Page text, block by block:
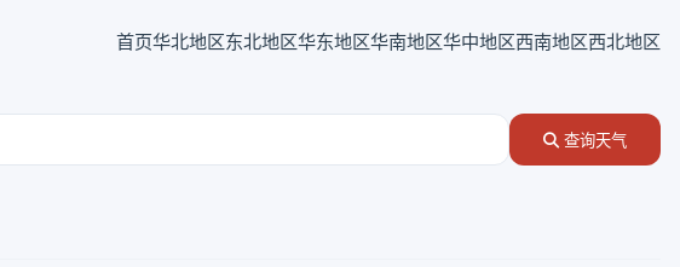
首页华北地区东北地区华东地区华南地区华中地区西南地区西北地区
查询天气